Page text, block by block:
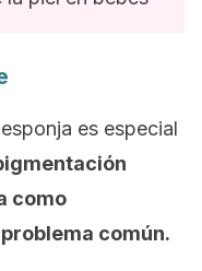
es especial
como
común.